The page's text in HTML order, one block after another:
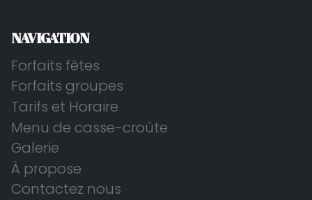
NAVIGATION
Forfaits fêtes
Forfaits groupes
Tarifs et Horaire
Menu de casse-croûte
Galerie
À propose
Contactez nous